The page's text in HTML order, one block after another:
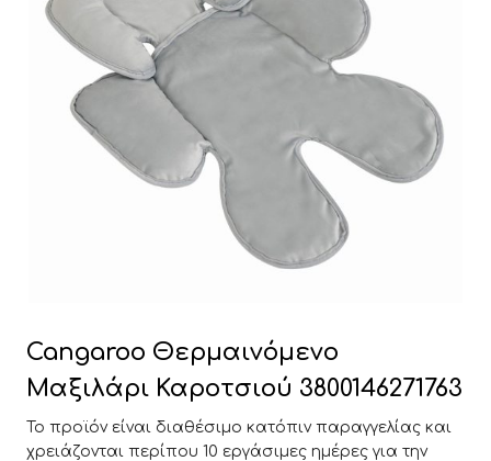
Cangaroo Θερμαινόμενο
Μαξιλάρι Καροτσιού 3800146271763
Το προϊόν είναι διαθέσιμο κατόπιν παραγγελίας και
χρειάζονται περίπου 10 εργάσιμες ημέρες για την